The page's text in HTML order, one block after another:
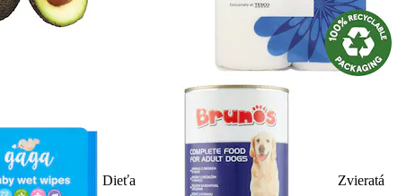
Dieťa Zvieratá